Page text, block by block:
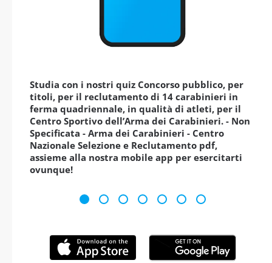
Studia con i nostri quiz Concorso pubblico, per
titoli, per il reclutamento di 14 carabinieri in
ferma quadriennale, in qualità di atleti, per il
Centro Sportivo dell’Arma dei Carabinieri. - Non
Specificata - Arma dei Carabinieri - Centro
Nazionale Selezione e Reclutamento pdf,
assieme alla nostra mobile app per esercitarti
ovunque!